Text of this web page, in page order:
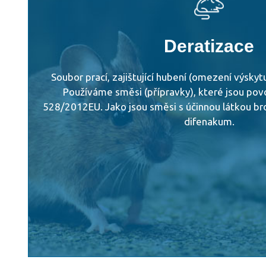
Deratizace
Soubor prací, zajištující hubení (omezení
Používáme směsi (přípravky), které jsou
528/2012EU. Jako jsou směsi s účinnou látkou
difenakum.
a o změně některých souvisejících
.
Již od nepaměti sužují lidská sídla přemnožené
a stejně tak dlouho svádí lidstvo s těmito
a krysy žijí na území našeho státu témeř všude.
veškeré hotové pokrmy, tak i jejich suroviny,
zeleninu, ovoce a živočišné bílkoviny ve formě